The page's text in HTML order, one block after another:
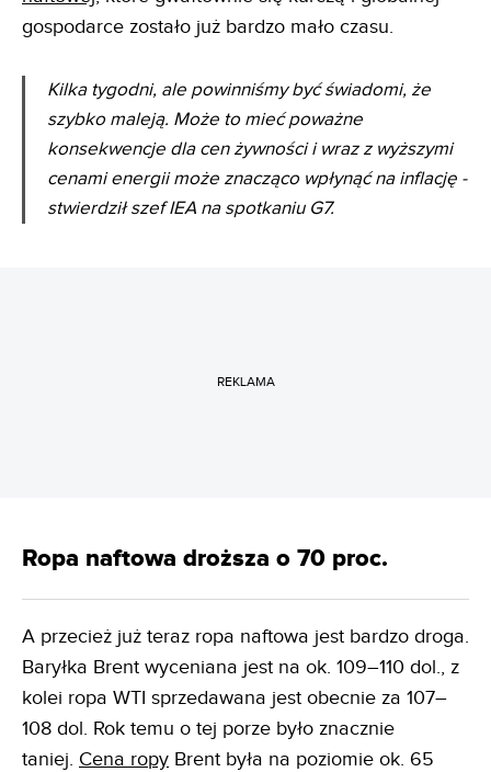
gospodarce zostało już bardzo mało czasu.
Kilka tygodni, ale powinniśmy być świadomi, że
szybko maleją. Może to mieć poważne
konsekwencje dla cen żywności i wraz z wyższymi
cenami energii może znacząco wpłynąć na inflację -
stwierdził szef IEA na spotkaniu G7.
REKLAMA
Ropa naftowa droższa o 70 proc.
A przecież już teraz ropa naftowa jest bardzo droga.
Baryłka Brent wyceniana jest na ok. 109–110 dol., z
kolei ropa WTI sprzedawana jest obecnie za 107–
108 dol. Rok temu o tej porze było znacznie
taniej. Cena ropy Brent była na poziomie ok. 65